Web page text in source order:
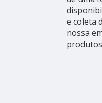
e coleta
nossa